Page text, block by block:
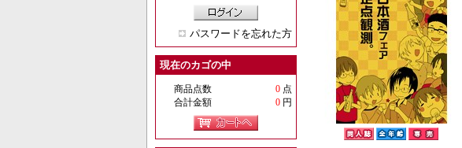
パスワードを忘れた方
現在のカゴの中
商品点数 0 点
合計金額
0 円